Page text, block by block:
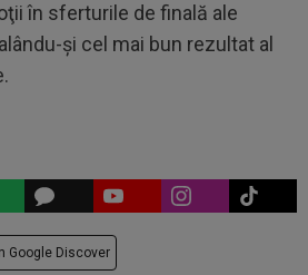
în sferturile de finală ale
şi cel mai bun rezultat al
Google Discover